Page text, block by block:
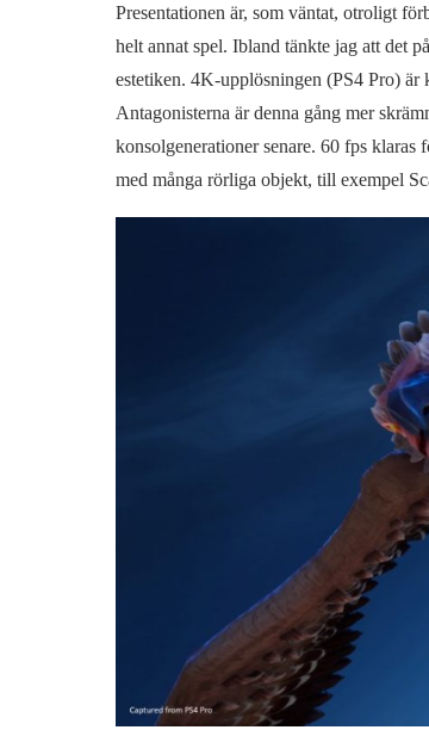
Presentationen är, som väntat, otroligt
helt annat spel. Ibland tänkte jag att det
estetiken. 4K-upplösningen (PS4 Pro)
Antagonisterna är denna gång mer
konsolgenerationer senare. 60 fps klaras
med många rörliga objekt, till exempel